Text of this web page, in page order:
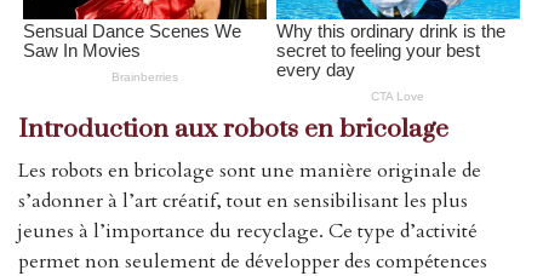
Introduction aux robots en bricolage
Les robots en bricolage sont une manière originale de
s’adonner à l’art créatif, tout en sensibilisant les plus
jeunes à l’importance du recyclage. Ce type d’activité
permet non seulement de développer des compétences